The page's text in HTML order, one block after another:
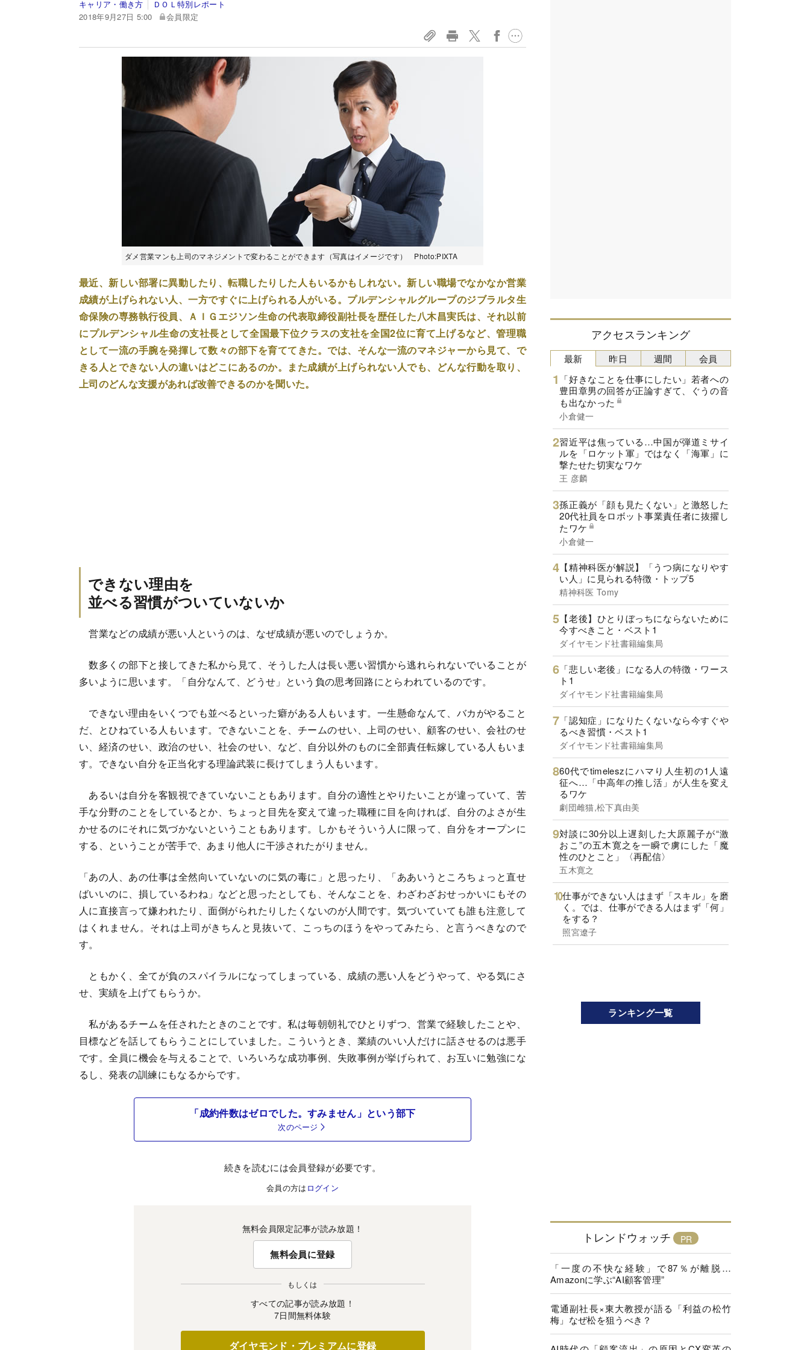
キャリア・働き方
ＤＯＬ特別レポート
2018年9月27日 5:00
会員限定
ダメ営業マンも上司のマネジメントで変わることができます（写真はイメージです） Photo:PIXTA
最近、新しい部署に異動したり、転職したりした人もいるかもしれない。新しい職場でなかなか営業
成績が上げられない人、一方ですぐに上げられる人がいる。プルデンシャルグループのジブラルタ生
命保険の専務執行役員、ＡＩＧエジソン生命の代表取締役副社長を歴任した八木昌実氏は、それ以前
にプルデンシャル生命の支社長として全国最下位クラスの支社を全国2位に育て上げるなど、管理職
として一流の手腕を発揮して数々の部下を育ててきた。では、そんな一流のマネジャーから見て、で
きる人とできない人の違いはどこにあるのか。また成績が上げられない人でも、どんな行動を取り、
上司のどんな支援があれば改善できるのかを聞いた。
できない理由を
並べる習慣がついていないか
営業などの成績が悪い人というのは、なぜ成績が悪いのでしょうか。
数多くの部下と接してきた私から見て、そうした人は長い悪い習慣から逃れられないでいることが
多いように思います。「自分なんて、どうせ」という負の思考回路にとらわれているのです。
できない理由をいくつでも並べるといった癖がある人もいます。一生懸命なんて、バカがやること
だ、とひねている人もいます。できないことを、チームのせい、上司のせい、顧客のせい、会社のせ
い、経済のせい、政治のせい、社会のせい、など、自分以外のものに全部責任転嫁している人もいま
す。できない自分を正当化する理論武装に長けてしまう人もいます。
あるいは自分を客観視できていないこともあります。自分の適性とやりたいことが違っていて、苦
手な分野のことをしているとか、ちょっと目先を変えて違った職種に目を向ければ、自分のよさが生
かせるのにそれに気づかないということもあります。しかもそういう人に限って、自分をオープンに
する、ということが苦手で、あまり他人に干渉されたがりません。
「あの人、あの仕事は全然向いていないのに気の毒に」と思ったり、「ああいうところちょっと直せ
ばいいのに、損しているわね」などと思ったとしても、そんなことを、わざわざおせっかいにもその
人に直接言って嫌われたり、面倒がられたりしたくないのが人間です。気づいていても誰も注意して
はくれません。それは上司がきちんと見抜いて、こっちのほうをやってみたら、と言うべきなので
す。
ともかく、全てが負のスパイラルになってしまっている、成績の悪い人をどうやって、やる気にさ
せ、実績を上げてもらうか。
私があるチームを任されたときのことです。私は毎朝朝礼でひとりずつ、営業で経験したことや、
目標などを話してもらうことにしていました。こういうとき、業績のいい人だけに話させるのは悪手
です。全員に機会を与えることで、いろいろな成功事例、失敗事例が挙げられて、お互いに勉強にな
るし、発表の訓練にもなるからです。
「成約件数はゼロでした。すみません」という部下
次のページ
続きを読むには会員登録が必要です。
会員の方は ログイン
無料会員限定記事が読み放題！
無料会員に登録
もしくは
すべての記事が読み放題！
7日間無料体験
ダイヤモンド・プレミアムに登録
アクセスランキング
最新
「好きなことを仕事にしたい」若者への
豊田章男の回答が正論すぎて、ぐうの音
も出なかった
小倉健一
習近平は焦っている…中国が弾道ミサイ
ルを「ロケット軍」ではなく「海軍」に
撃たせた切実なワケ
王 彦麟
孫正義が「顔も見たくない」と激怒した
20代社員をロボット事業責任者に抜擢し
たワケ
小倉健一
【精神科医が解説】「うつ病になりやす
い人」に見られる特徴・トップ5
精神科医 Tomy
【老後】ひとりぼっちにならないために
今すべきこと・ベスト1
ダイヤモンド社書籍編集局
「悲しい老後」になる人の特徴・ワース
ト1
ダイヤモンド社書籍編集局
「認知症」になりたくないなら今すぐや
るべき習慣・ベスト1
ダイヤモンド社書籍編集局
60代でtimeleszにハマり人生初の1人遠
征へ…「中高年の推し活」が人生を変え
るワケ
劇団雌猫,松下真由美
対談に30分以上遅刻した大原麗子が“激
おこ”の五木寛之を一瞬で虜にした「魔
性のひとこと」〈再配信〉
五木寛之
仕事ができない人はまず「スキル」を磨
く。では、仕事ができる人はまず「何」
をする？
照宮遼子
昨日 週間 会員
ランキング一覧
トレンドウォッチ
「一度の不快な経験」で87％が離脱…
Amazonに学ぶ“AI顧客管理”
電通副社長×東大教授が語る「利益の松竹
梅」なぜ松を狙うべき？